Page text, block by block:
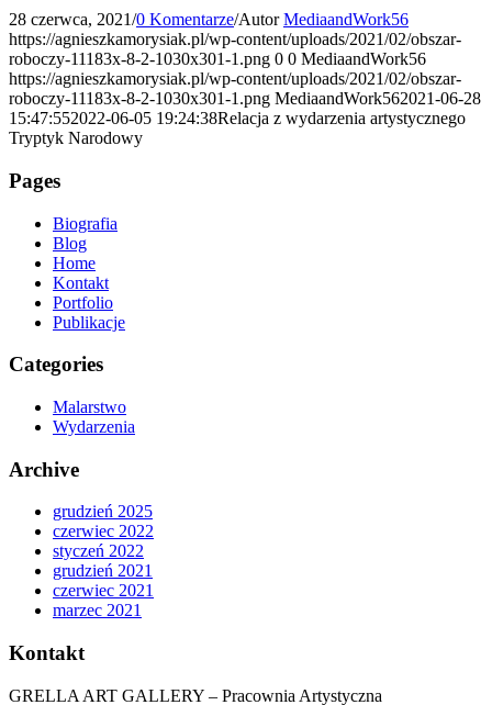
Narodowego
w Poznaniu
miasta
Poznania
pod dow.
R.Kusza
Ułanów
miasta
Poznania
pod dow.
R.Kusza
Ułanów
miasta
Poznania
pod dow.
R.Kusza
1918”
28 czerwca, 2021/0 Komentarze/AutorMediaandWork56
https://agnieszkamorysiak.pl/wp-content/uploads/2021/02/obszar-
roboczy-11183x-8-2-1030x301-1.png 0 0 MediaandWork56
https://agnieszkamorysiak.pl/wp-content/uploads/2021/02/obszar-
roboczy-11183x-8-2-1030x301-1.png MediaandWork562021-06-28
15:47:552022-06-05 19:24:38Relacja z wydarzenia artystycznego
Tryptyk Narodowy
Pages
Biografia
Blog
Home
Kontakt
Portfolio
Publikacje
Categories
Malarstwo
Wydarzenia
Archive
grudzień 2025
czerwiec 2022
styczeń 2022
grudzień 2021
czerwiec 2021
marzec 2021
Kontakt
GRELLA ART GALLERY – Pracownia Artystyczna